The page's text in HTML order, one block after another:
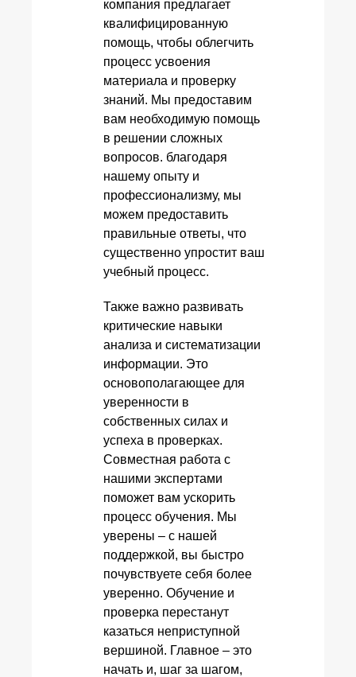
компания предлагает
квалифицированную
помощь, чтобы облегчить
процесс усвоения
материала и проверку
знаний. Мы предоставим
вам необходимую помощь
в решении сложных
вопросов. благодаря
нашему опыту и
профессионализму, мы
можем предоставить
правильные ответы, что
существенно упростит ваш
учебный процесс.
Также важно развивать
критические навыки
анализа и систематизации
информации. Это
основополагающее для
уверенности в
собственных силах и
успеха в проверках.
Совместная работа с
нашими экспертами
поможет вам ускорить
процесс обучения. Мы
уверены – с нашей
поддержкой, вы быстро
почувствуете себя более
уверенно. Обучение и
проверка перестанут
казаться неприступной
вершиной. Главное – это
начать и, шаг за шагом,